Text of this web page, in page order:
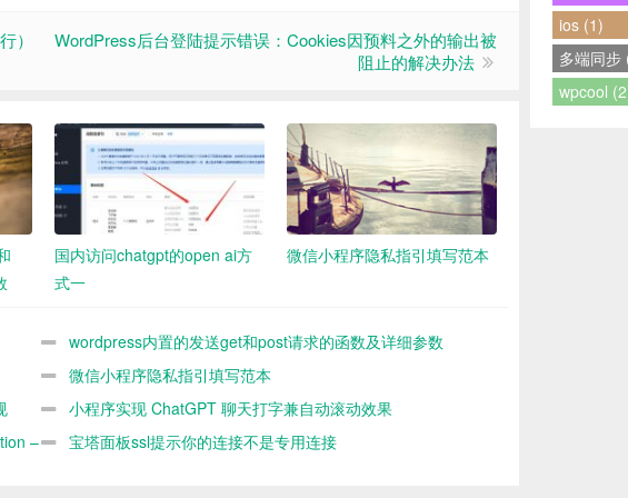
）
WordPress后台登陆提示错误：Cookies因预料之外的输出被
阻止的解决办法
国内访问chatgpt的open ai方
式一
微信小程序隐私指引填写范本
wordpress内置的发送get和post请求的函数及详细参数
demo微信小程序隐私指引填写范本
小程序实现 ChatGPT 聊天打字兼自动滚动效果
–
宝塔面板ssl提示你的连接不是专用连接
ios (1)
多端同步
wpcool